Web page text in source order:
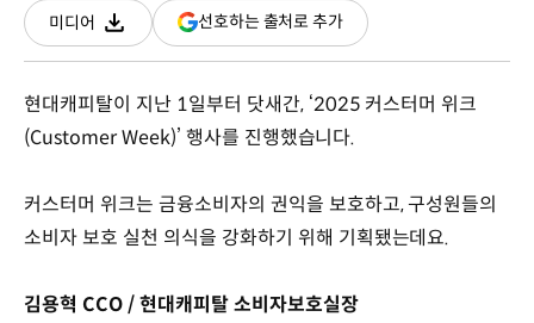
미디어
다운로드
선호하는 출처로 추가(새
창
현대캐피탈이 지난 1일부터 닷새간, ‘2025 커스터머 위크
(Customer Week)’ 행사를 진행했습니다.
커스터머 위크는 금융소비자의 권익을 보호하고, 구성원들의
소비자 보호 실천 의식을 강화하기 위해 기획됐는데요.
김용혁 CCO / 현대캐피탈 소비자보호실장